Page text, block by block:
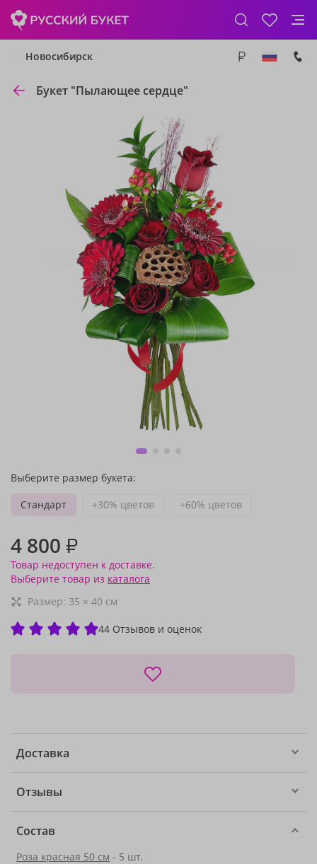
Новосибирск
Букет "Пылающее сердце"
Выберите размер букета:
Стандарт
+30% цветов +60% цветов
4 800 ₽
Товар недоступен к доставке.
Выберите товар из каталога
Размер: 35 × 40 см
44 Отзывов и оценок
Доставка
Отзывы
Состав
Роза красная 50 см - 5 шт.